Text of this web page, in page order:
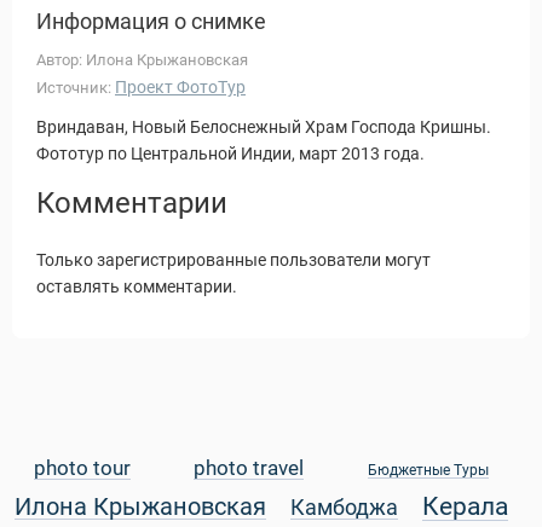
Информация о снимке
Автор: Илона Крыжановская
Источник: Проект ФотоТур
Вриндаван, Новый Белоснежный Храм Господа Кришны.
Фототур по Центральной Индии, март 2013 года.
Комментарии
Только зарегистрированные пользователи могут
оставлять комментарии.
photo tour photo travel Бюджетные Туры
Илона Крыжановская Камбоджа
Керала